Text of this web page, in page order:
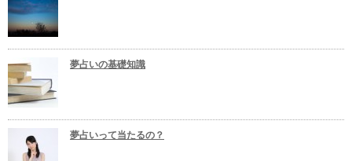
夢占いの基礎知識
夢占いって当たるの？